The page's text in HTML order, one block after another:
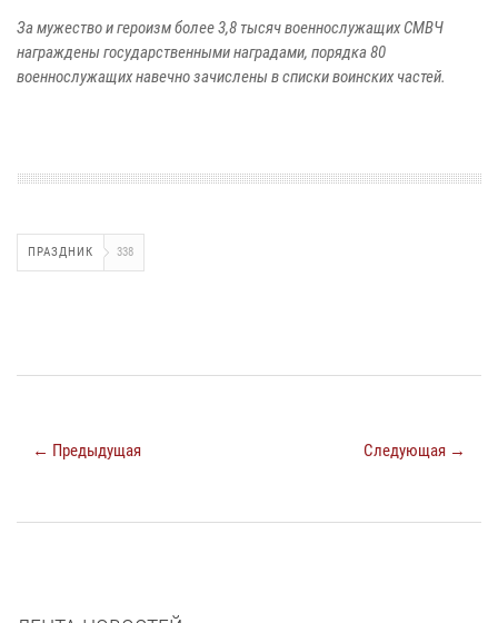
За мужество и героизм более 3,8 тысяч военнослужащих СМВЧ
награждены государственными наградами, порядка 80
военнослужащих навечно зачислены в списки воинских частей.
ПРАЗДНИК 338
← Предыдущая Следующая →